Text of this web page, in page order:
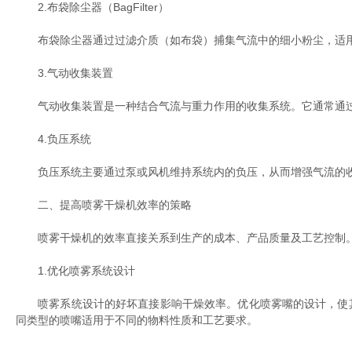
2.布袋除尘器（BagFilter）
布袋除尘器通过过滤介质（如布袋）捕集气流中的细小粉尘，适
3.气动收集装置
气动收集装置是一种结合气流与重力作用的收集系统。它通常通
4.负压系统
负压系统主要通过泵或风机维持系统内的负压，从而增强气流的
二、提高喷雾干燥机效率的策略
喷雾干燥机的效率直接关系到生产的成本、产品质量及工艺控制
1.优化喷雾系统设计
喷雾系统设计的好坏直接影响干燥效率。优化喷雾嘴的设计，使
同类型的喷嘴适用于不同的物料性质和工艺要求。